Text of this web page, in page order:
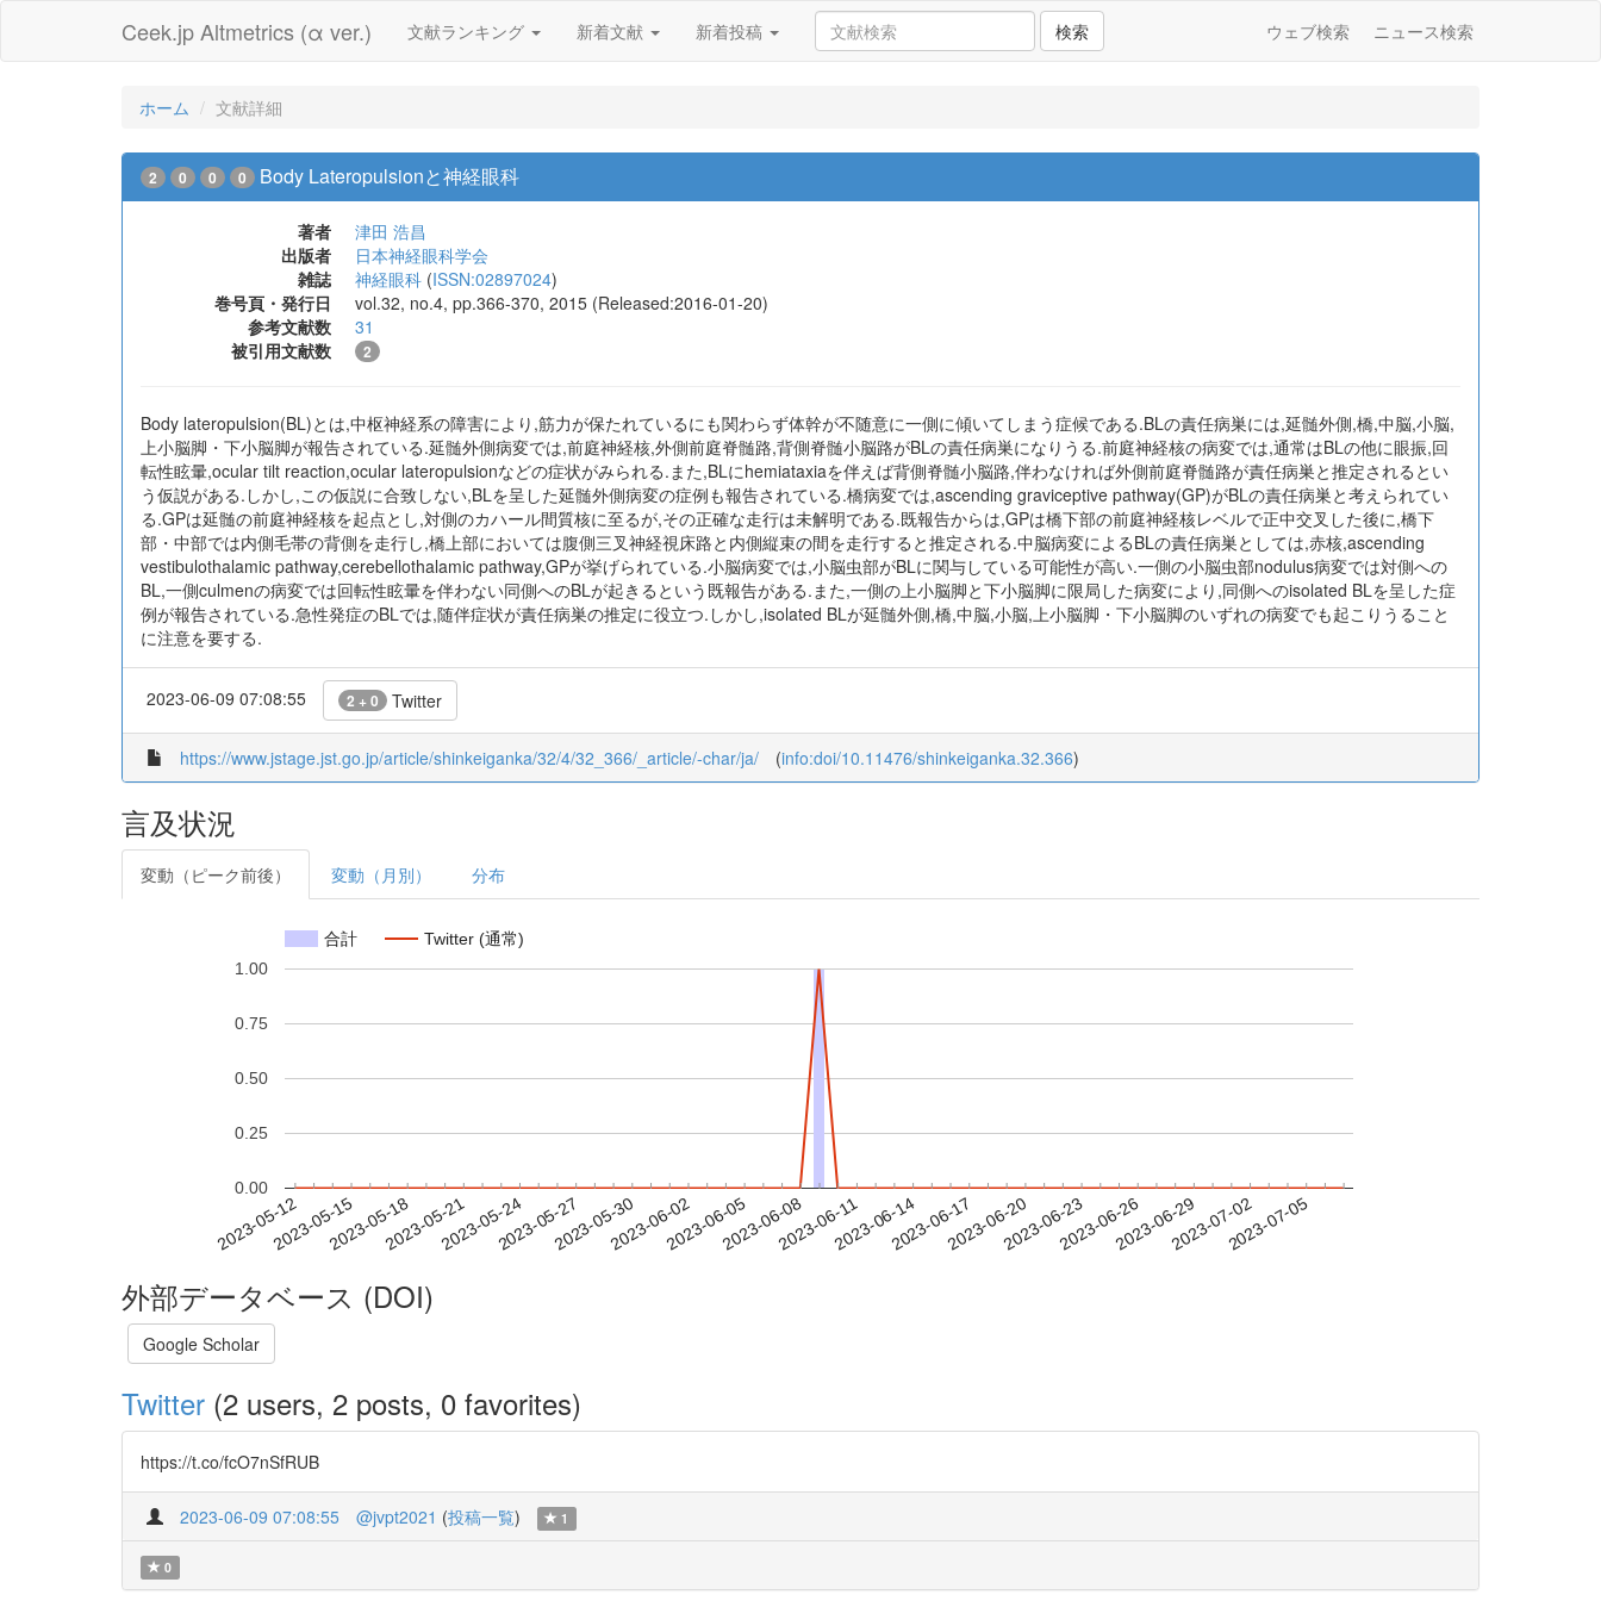
Ceek.jp Altmetrics (α ver.) 文献ランキング 新着文献 新着投稿 検索 ウェブ検索 ニュース検索
ホーム 文献詳細
2 0 0 0 Body Lateropulsionと神経眼科
著者
津田 浩昌
出版者
日本神経眼科学会
雑誌
神経眼科 (ISSN:02897024)
巻号頁・発行日
vol.32, no.4, pp.366-370, 2015 (Released:2016-01-20)
参考文献数
31
被引用文献数
2
Body lateropulsion(BL)とは,中枢神経系の障害により,筋力が保たれているにも関わらず体幹が不随意に一側に傾いてしまう症候である.BLの責任病巣には,延髄外側,橋,中脳,小脳,
上小脳脚・下小脳脚が報告されている.延髄外側病変では,前庭神経核,外側前庭脊髄路,背側脊髄小脳路がBLの責任病巣になりうる.前庭神経核の病変では,通常はBLの他に眼振,回
転性眩暈,ocular tilt reaction,ocular lateropulsionなどの症状がみられる.また,BLにhemiataxiaを伴えば背側脊髄小脳路,伴わなければ外側前庭脊髄路が責任病巣と推定されるとい
う仮説がある.しかし,この仮説に合致しない,BLを呈した延髄外側病変の症例も報告されている.橋病変では,ascending graviceptive pathway(GP)がBLの責任病巣と考えられてい
る.GPは延髄の前庭神経核を起点とし,対側のカハール間質核に至るが,その正確な走行は未解明である.既報告からは,GPは橋下部の前庭神経核レベルで正中交叉した後に,橋下
部・中部では内側毛帯の背側を走行し,橋上部においては腹側三叉神経視床路と内側縦束の間を走行すると推定される.中脳病変によるBLの責任病巣としては,赤核,ascending
vestibulothalamic pathway,cerebellothalamic pathway,GPが挙げられている.小脳病変では,小脳虫部がBLに関与している可能性が高い.一側の小脳虫部nodulus病変では対側への
BL,一側culmenの病変では回転性眩暈を伴わない同側へのBLが起きるという既報告がある.また,一側の上小脳脚と下小脳脚に限局した病変により,同側へのisolated BLを呈した症
例が報告されている.急性発症のBLでは,随伴症状が責任病巣の推定に役立つ.しかし,isolated BLが延髄外側,橋,中脳,小脳,上小脳脚・下小脳脚のいずれの病変でも起こりうること
に注意を要する.
2023-06-09 07:08:55 2 + 0 Twitter
https://www.jstage.jst.go.jp/article/shinkeiganka/32/4/32_366/_article/-char/ja/ (info:doi/10.11476/shinkeiganka.32.366)
言及状況
変動（ピーク前後） 変動（月別） 分布
合計 Twitter (通常)
2023-05-122023-05-152023-05-182023-05-212023-05-242023-05-272023-05-302023-06-022023-06-052023-06-082023-06-112023-06-142023-06-172023-06-202023-06-232023-06-262023-06-292023-07-022023-07-05
0.00
0.25
0.50
0.75
1.00
外部データベース (DOI)
Google Scholar
Twitter (2 users, 2 posts, 0 favorites)
https://t.co/fcO7nSfRUB
2023-06-09 07:08:55 @jvpt2021 (投稿一覧) 1
0